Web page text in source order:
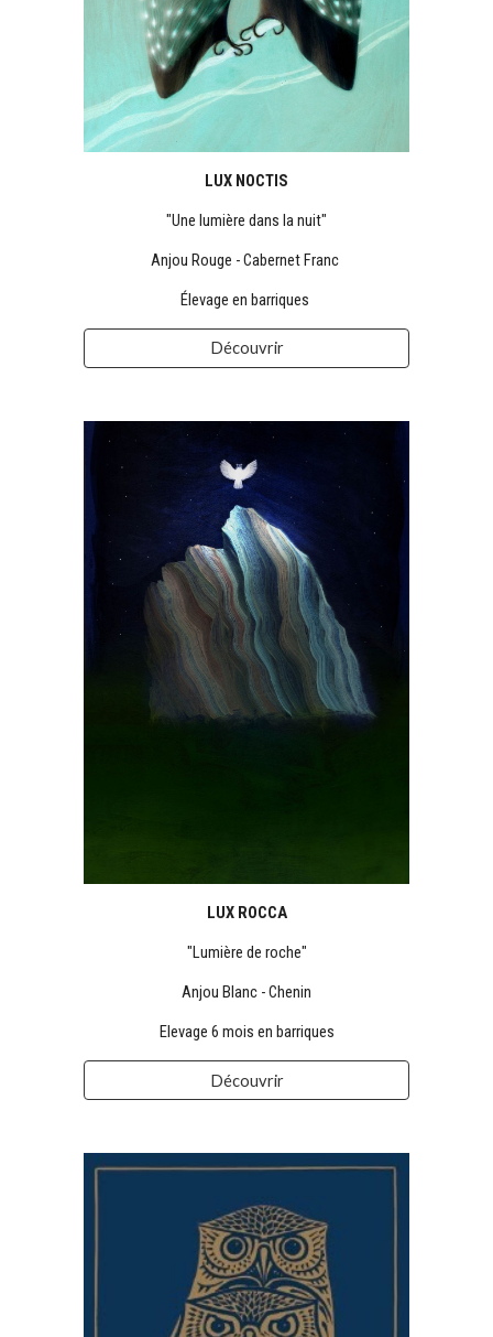
LUX NOCTIS
"Une lumière dans la nuit"
Anjou Rouge - Cabernet Franc
Élevage en barriques
Découvrir
LUX ROCCA
"Lumière de roche"
Anjou Blanc - Chenin
Elevage 6 mois en barriques
Découvrir